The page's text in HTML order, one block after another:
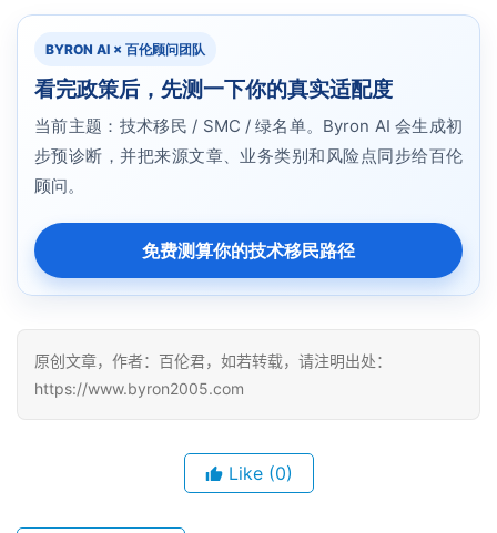
BYRON AI × 百伦顾问团队
看完政策后，先测一下你的真实适配度
当前主题：技术移民 / SMC / 绿名单。Byron AI 会生成初
步预诊断，并把来源文章、业务类别和风险点同步给百伦
顾问。
免费测算你的技术移民路径
原创文章，作者：百伦君，如若转载，请注明出处：
https://www.byron2005.com
Like (0)